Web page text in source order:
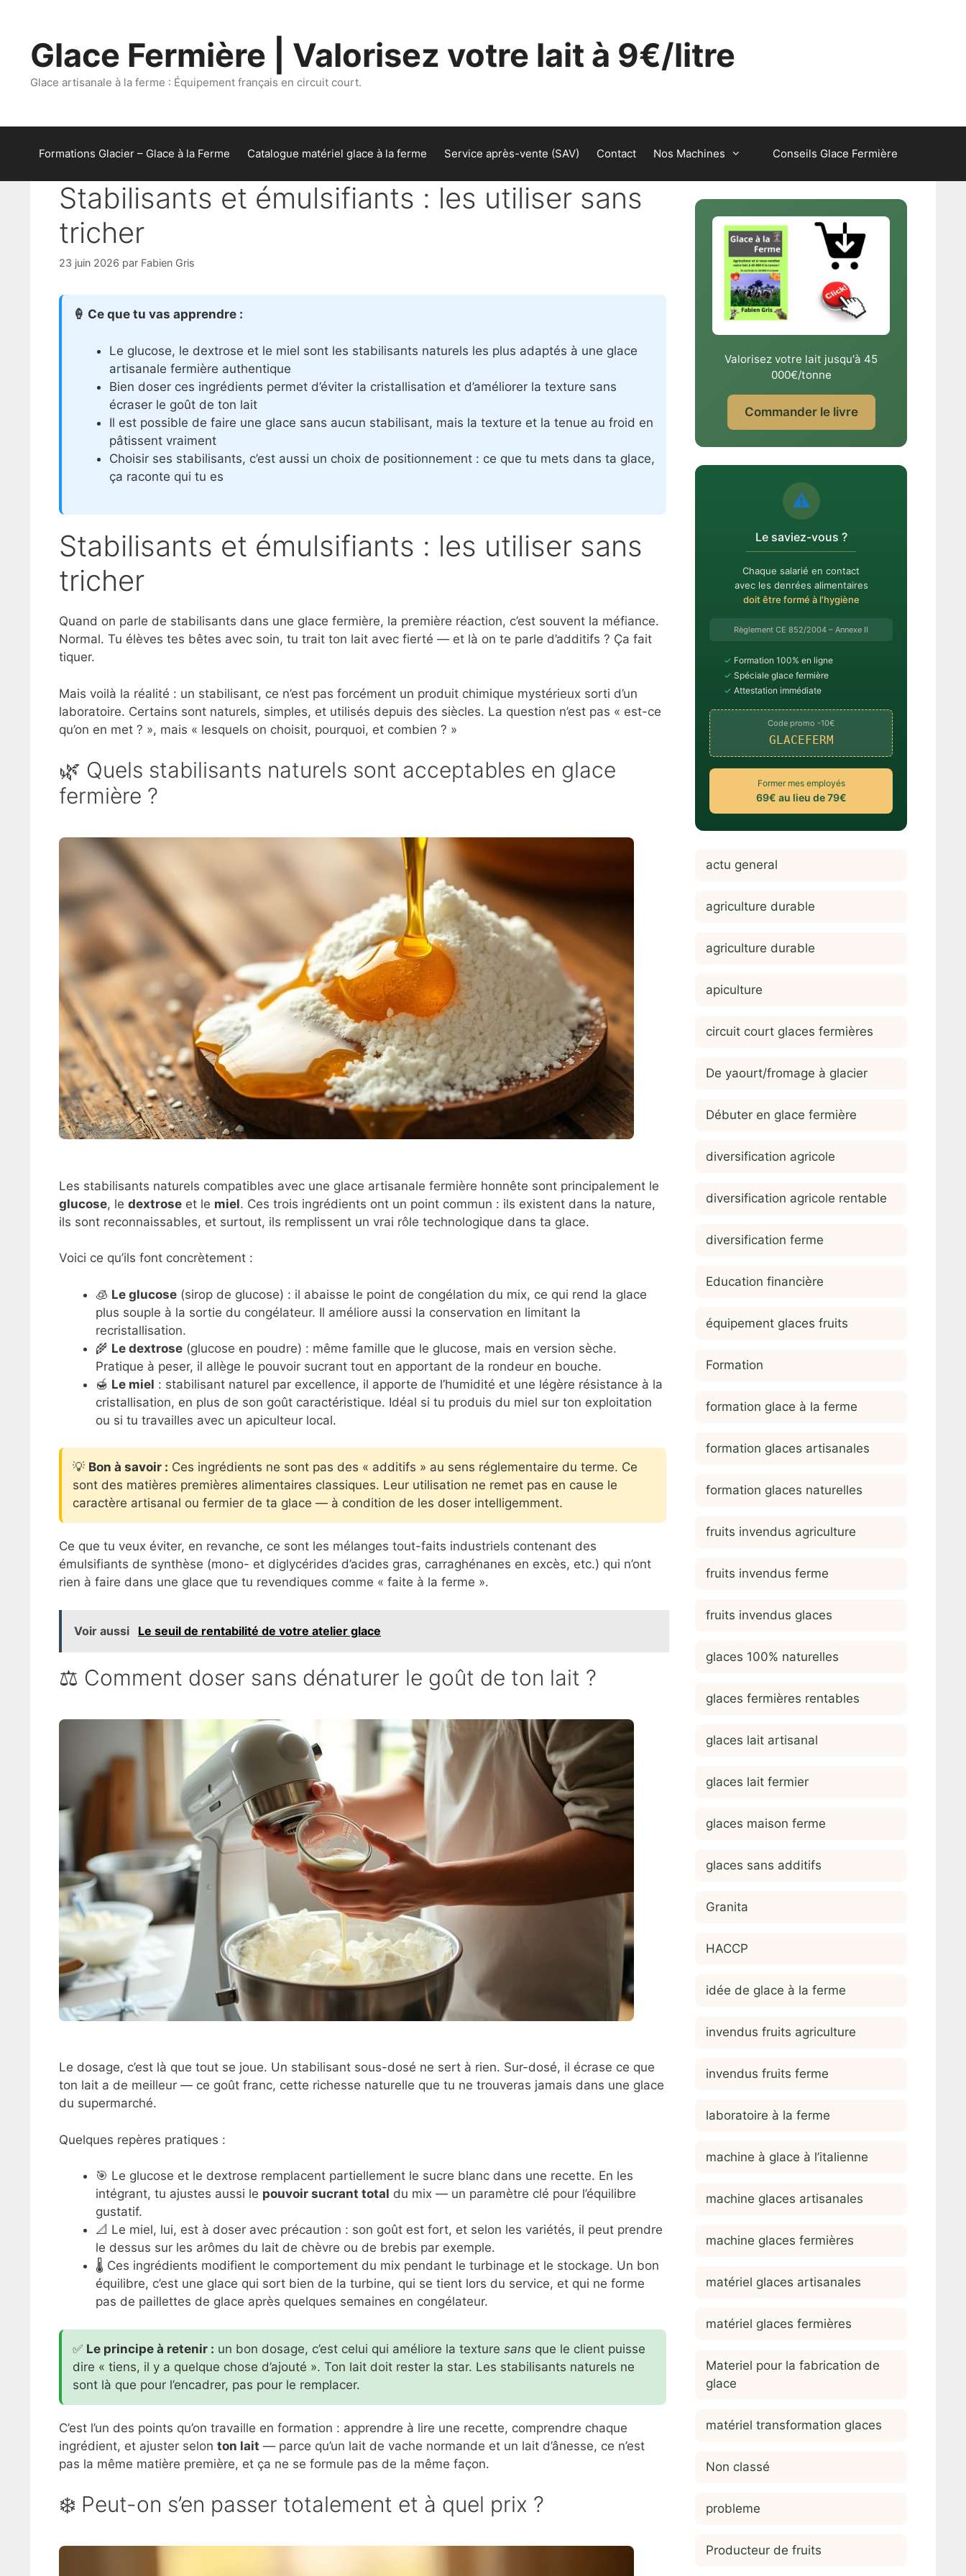
contenuGlace Fermière | Valorisez votre lait à 9€/litre
Glace artisanale à la ferme : Équipement français en circuit court.
Formations Glacier – Glace à la Ferme Catalogue matériel glace à la ferme Service après-vente (SAV) Contact Nos Machines Conseils Glace Fermière
Stabilisants et émulsifiants : les utiliser sans
tricher
23 juin 2026 par Fabien Gris
🍦 Ce que tu vas apprendre :
Le glucose, le dextrose et le miel sont les stabilisants naturels les plus adaptés à une glace
artisanale fermière authentique
Bien doser ces ingrédients permet d’éviter la cristallisation et d’améliorer la texture sans
écraser le goût de ton lait
Il est possible de faire une glace sans aucun stabilisant, mais la texture et la tenue au froid en
pâtissent vraiment
Choisir ses stabilisants, c’est aussi un choix de positionnement : ce que tu mets dans ta glace,
ça raconte qui tu es
Stabilisants et émulsifiants : les utiliser sans
tricher
Quand on parle de stabilisants dans une glace fermière, la première réaction, c’est souvent la méfiance.
Normal. Tu élèves tes bêtes avec soin, tu trait ton lait avec fierté — et là on te parle d’additifs ? Ça fait
tiquer.
Mais voilà la réalité : un stabilisant, ce n’est pas forcément un produit chimique mystérieux sorti d’un
laboratoire. Certains sont naturels, simples, et utilisés depuis des siècles. La question n’est pas « est-ce
qu’on en met ? », mais « lesquels on choisit, pourquoi, et combien ? »
🌿 Quels stabilisants naturels sont acceptables en glace
fermière ?
Les stabilisants naturels compatibles avec une glace artisanale fermière honnête sont principalement le
glucose, le dextrose et le miel. Ces trois ingrédients ont un point commun : ils existent dans la nature,
ils sont reconnaissables, et surtout, ils remplissent un vrai rôle technologique dans ta glace.
Voici ce qu’ils font concrètement :
🧊 Le glucose (sirop de glucose) : il abaisse le point de congélation du mix, ce qui rend la glace
plus souple à la sortie du congélateur. Il améliore aussi la conservation en limitant la
recristallisation.
🌾 Le dextrose (glucose en poudre) : même famille que le glucose, mais en version sèche.
Pratique à peser, il allège le pouvoir sucrant tout en apportant de la rondeur en bouche.
🍯 Le miel : stabilisant naturel par excellence, il apporte de l’humidité et une légère résistance à la
cristallisation, en plus de son goût caractéristique. Idéal si tu produis du miel sur ton exploitation
ou si tu travailles avec un apiculteur local.
💡 Bon à savoir : Ces ingrédients ne sont pas des « additifs » au sens réglementaire du terme. Ce
sont des matières premières alimentaires classiques. Leur utilisation ne remet pas en cause le
caractère artisanal ou fermier de ta glace — à condition de les doser intelligemment.
Ce que tu veux éviter, en revanche, ce sont les mélanges tout-faits industriels contenant des
émulsifiants de synthèse (mono- et diglycérides d’acides gras, carraghénanes en excès, etc.) qui n’ont
rien à faire dans une glace que tu revendiques comme « faite à la ferme ».
Voir aussi Le seuil de rentabilité de votre atelier glace
⚖️ Comment doser sans dénaturer le goût de ton lait ?
Le dosage, c’est là que tout se joue. Un stabilisant sous-dosé ne sert à rien. Sur-dosé, il écrase ce que
ton lait a de meilleur — ce goût franc, cette richesse naturelle que tu ne trouveras jamais dans une glace
du supermarché.
Quelques repères pratiques :
🎯 Le glucose et le dextrose remplacent partiellement le sucre blanc dans une recette. En les
intégrant, tu ajustes aussi le pouvoir sucrant total du mix — un paramètre clé pour l’équilibre
gustatif.
📐 Le miel, lui, est à doser avec précaution : son goût est fort, et selon les variétés, il peut prendre
le dessus sur les arômes du lait de chèvre ou de brebis par exemple.
🌡️ Ces ingrédients modifient le comportement du mix pendant le turbinage et le stockage. Un bon
équilibre, c’est une glace qui sort bien de la turbine, qui se tient lors du service, et qui ne forme
pas de paillettes de glace après quelques semaines en congélateur.
✅ Le principe à retenir : un bon dosage, c’est celui qui améliore la texture sans que le client puisse
dire « tiens, il y a quelque chose d’ajouté ». Ton lait doit rester la star. Les stabilisants naturels ne
sont là que pour l’encadrer, pas pour le remplacer.
C’est l’un des points qu’on travaille en formation : apprendre à lire une recette, comprendre chaque
ingrédient, et ajuster selon ton lait — parce qu’un lait de vache normande et un lait d’ânesse, ce n’est
pas la même matière première, et ça ne se formule pas de la même façon.
❄️ Peut-on s’en passer totalement et à quel prix ?
Valorisez votre lait jusqu'à 45
000€/tonne
Commander le livre
⚠️
Le saviez-vous ?
Chaque salarié en contact
avec les denrées alimentaires
doit être formé à l'hygiène
Règlement CE 852/2004 – Annexe II
✓ Formation 100% en ligne
✓ Spéciale glace fermière
✓ Attestation immédiate
Code promo -10€
GLACEFERM
Former mes employés
69€ au lieu de 79€
actu general
agriculture durable
agriculture durable
apiculture
circuit court glaces fermières
De yaourt/fromage à glacier
Débuter en glace fermière
diversification agricole
diversification agricole rentable
diversification ferme
Education financière
équipement glaces fruits
Formation
formation glace à la ferme
formation glaces artisanales
formation glaces naturelles
fruits invendus agriculture
fruits invendus ferme
fruits invendus glaces
glaces 100% naturelles
glaces fermières rentables
glaces lait artisanal
glaces lait fermier
glaces maison ferme
glaces sans additifs
Granita
HACCP
idée de glace à la ferme
invendus fruits agriculture
invendus fruits ferme
laboratoire à la ferme
machine à glace à l’italienne
machine glaces artisanales
machine glaces fermières
matériel glaces artisanales
matériel glaces fermières
Materiel pour la fabrication de
glace
matériel transformation glaces
Non classé
probleme
Producteur de fruits